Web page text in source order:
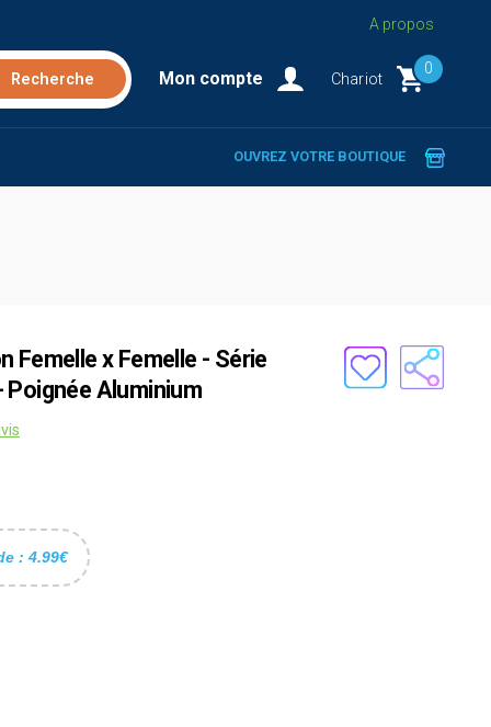
A propos
Mon compte Chariot
0
OUVREZ VOTRE BOUTIQUE
Femelle x Femelle - Série
Poignée Aluminium
: 4.99€